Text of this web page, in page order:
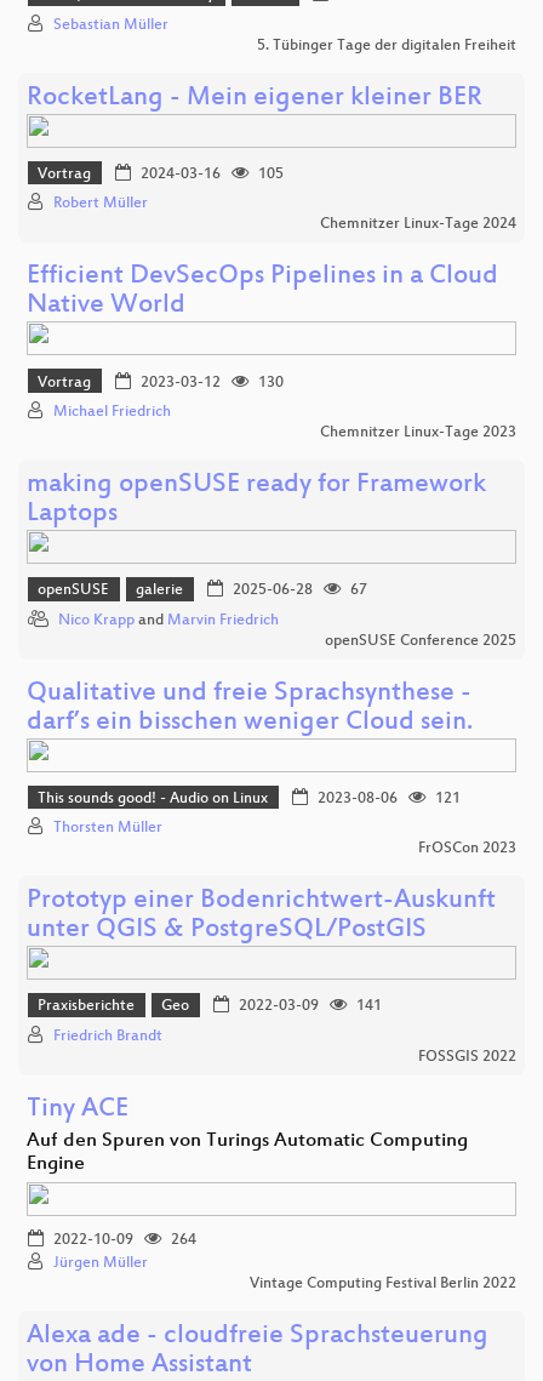
Sebastian Müller
5. Tübinger Tage der digitalen Freiheit
RocketLang - Mein eigener kleiner BER
Vortrag 2024-03-16
105
Robert Müller
Chemnitzer Linux-Tage 2024
Efficient DevSecOps Pipelines in a Cloud
Native World
Vortrag 2023-03-12
130
Michael Friedrich
Chemnitzer Linux-Tage 2023
making openSUSE ready for Framework
Laptops
openSUSE galerie 2025-06-28
67
Nico Krapp and Marvin Friedrich
openSUSE Conference 2025
Qualitative und freie Sprachsynthese -
darf’s ein bisschen weniger Cloud sein.
This sounds good! - Audio on Linux 2023-08-06
121
Thorsten Müller
FrOSCon 2023
Prototyp einer Bodenrichtwert-Auskunft
unter QGIS & PostgreSQL/PostGIS
Praxisberichte Geo 2022-03-09
141
Friedrich Brandt
FOSSGIS 2022
Tiny ACE
Auf den Spuren von Turings Automatic Computing
Engine
2022-10-09
264
Jürgen Müller
Vintage Computing Festival Berlin 2022
Alexa ade - cloudfreie Sprachsteuerung
von Home Assistant